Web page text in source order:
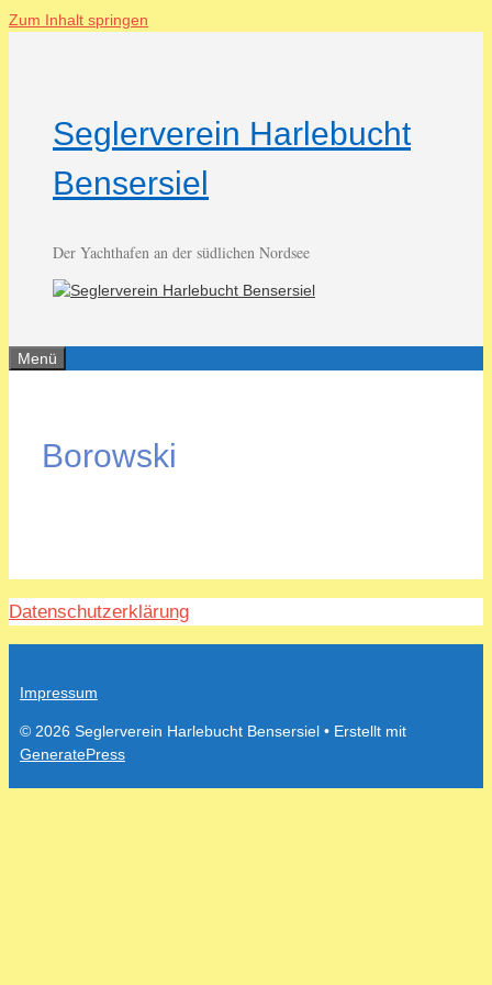
Zum Inhalt springen
Seglerverein Harlebucht
Bensersiel
Der Yachthafen an der südlichen Nordsee
Menü
Borowski
Datenschutzerklärung
Impressum
© 2026 Seglerverein Harlebucht Bensersiel • Erstellt mit
GeneratePress